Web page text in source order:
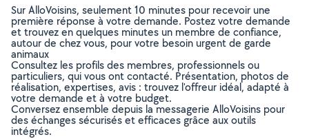
Sur AlloVoisins, seulement 10 minutes pour recevoir une
première réponse à votre demande. Postez votre demande
et trouvez en quelques minutes un membre de confiance,
autour de chez vous, pour votre besoin urgent de garde
animaux
Consultez les profils des membres, professionnels ou
particuliers, qui vous ont contacté. Présentation, photos de
réalisation, expertises, avis : trouvez l'offreur idéal, adapté à
votre demande et à votre budget.
Conversez ensemble depuis la messagerie AlloVoisins pour
des échanges sécurisés et efficaces grâce aux outils
intégrés.